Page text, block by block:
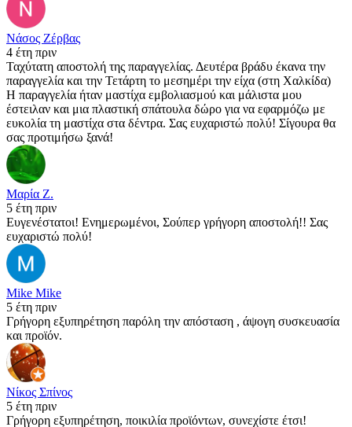
Νάσος Ζέρβας
4 έτη πριν
Ταχύτατη αποστολή της παραγγελίας. Δευτέρα βράδυ έκανα την
παραγγελία και την Τετάρτη το μεσημέρι την είχα (στη Χαλκίδα)
Η παραγγελία ήταν μαστίχα εμβολιασμού και μάλιστα μου
έστειλαν και μια πλαστική σπάτουλα δώρο για να εφαρμόζω με
ευκολία τη μαστίχα στα δέντρα. Σας ευχαριστώ πολύ! Σίγουρα θα
σας προτιμήσω ξανά!
Μαρία Ζ.
5 έτη πριν
Ευγενέστατοι! Ενημερωμένοι, Σούπερ γρήγορη αποστολή!! Σας
ευχαριστώ πολύ!
Mike Mike
5 έτη πριν
Γρήγορη εξυπηρέτηση παρόλη την απόσταση , άψογη συσκευασία
και προϊόν.
Νίκος Σπίνος
5 έτη πριν
Γρήγορη εξυπηρέτηση, ποικιλία προϊόντων, συνεχίστε έτσι!